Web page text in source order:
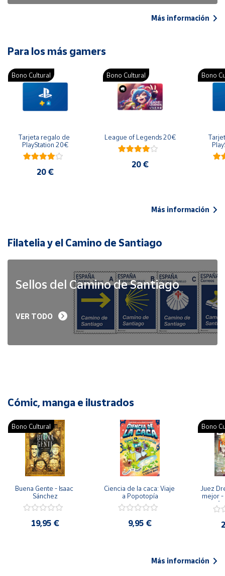
Más información
Para los más gamers
Bono Cultural
Tarjeta regalo de
PlayStation 20€
20 €
Bono Cultural
League of Legends 20€
20 €
Bono
Más información
Filatelia y el Camino de Santiago
Sellos del Camino de Santiago
VER TODO
Cómic, manga e ilustrados
Bono Cultural
Buena Gente - Isaac
Sánchez
19,95 €
Ciencia de la caca: Viaje
a Popotopía
9,95 €
Bono
Juez
mejor -
Más información